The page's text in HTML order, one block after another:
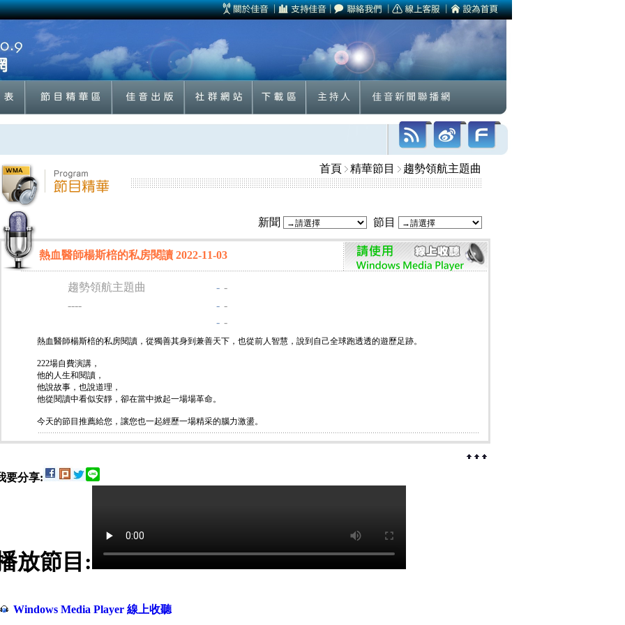
首頁 精華節目 趨勢領航主題曲
新聞 節目
熱血醫師楊斯棓的私房閱讀 2022-11-03
趨勢領航主題曲 - -
----
- -
- -
熱血醫師楊斯棓的私房閱讀，從獨善其身到兼善天下，也從前人智慧，說到自己全球跑透透的遊歷足跡。
222場自費演講，
他的人生和閱讀，
他說故事，也說道理，
他從閱讀中看似安靜，卻在當中掀起一場場革命。
今天的節目推薦給您，讓您也一起經歷一場精采的腦力激盪。
要分享:
放節目:
Windows Media Player 線上收聽